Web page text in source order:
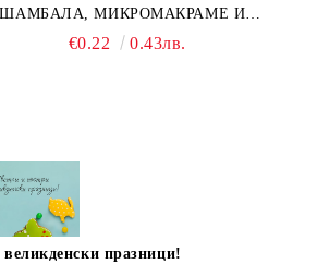
ШАМБАЛА, МИКРОМАКРАМЕ И
ВЪЗЛИ,GRIFFIN, ЦВЯТ ЛЮЛЯК1ММ
€0.22 0.43лв.
празници!